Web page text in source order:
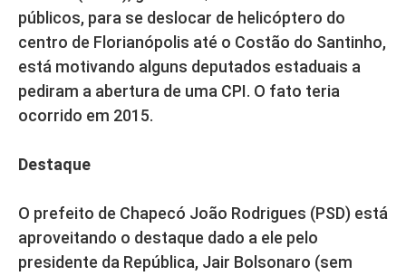
públicos, para se deslocar de helicóptero do
centro de Florianópolis até o Costão do Santinho,
está motivando alguns deputados estaduais a
pediram a abertura de uma CPI. O fato teria
ocorrido em 2015.
Destaque
O prefeito de Chapecó João Rodrigues (PSD) está
aproveitando o destaque dado a ele pelo
presidente da República, Jair Bolsonaro (sem